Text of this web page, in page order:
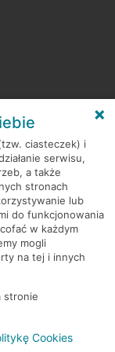
zastrzeżone
ciasteczek) i
serwisu,
a także
stronach
lub
do funkcjonowania
w każdym
mogli
na tej i innych
stronie
Cookies